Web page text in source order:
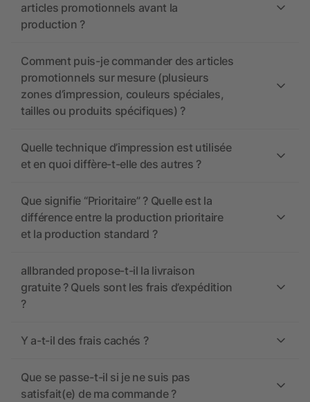
articles promotionnels avant la
production ?
Comment puis-je commander des articles
promotionnels sur mesure (plusieurs
zones d’impression, couleurs spéciales,
tailles ou produits spécifiques) ?
Quelle technique d’impression est utilisée
et en quoi diffère-t-elle des autres ?
Que signifie “Prioritaire” ? Quelle est la
différence entre la production prioritaire
et la production standard ?
allbranded propose-t-il la livraison
gratuite ? Quels sont les frais d’expédition
?
Y a-t-il des frais cachés ?
Que se passe-t-il si je ne suis pas
satisfait(e) de ma commande ?